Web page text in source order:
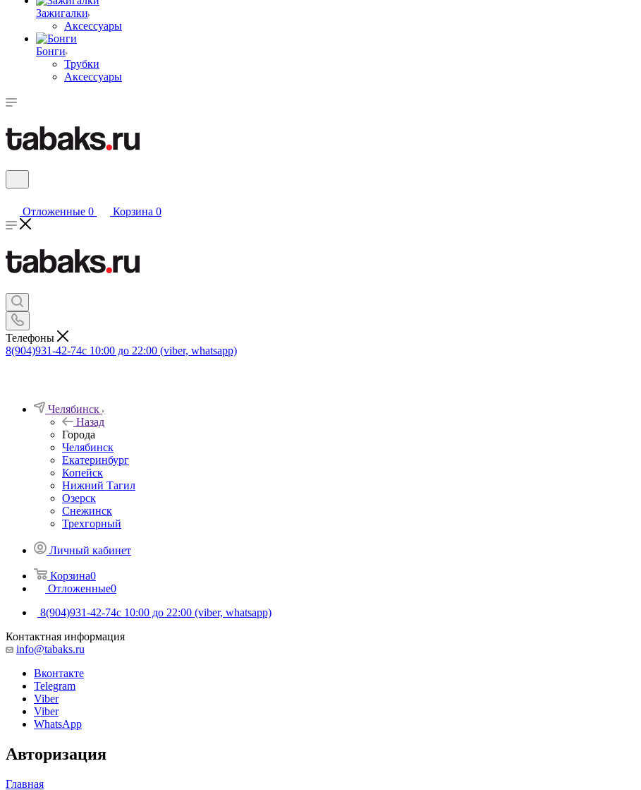
Зажигалки
Аксессуары
Бонги
Трубки
Аксессуары
Отложенные 0 Корзина 0
Телефоны
8(904)931-42-74с 10:00 до 22:00 (viber, whatsapp)
Челябинск
Назад
Города
Челябинск
Екатеринбург
Копейск
Нижний Тагил
Озерск
Снежинск
Трехгорный
Личный кабинет
Корзина0
Отложенные0
8(904)931-42-74с 10:00 до 22:00 (viber, whatsapp)
Контактная информация
info@tabaks.ru
Вконтакте
Telegram
Viber
Viber
WhatsApp
Авторизация
Главная